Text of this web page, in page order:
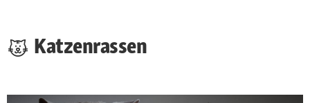
Katzenrassen